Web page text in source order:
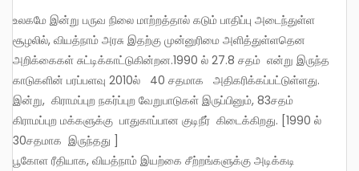
உலகமே இன்று பருவ நிலை மாற்றத்தால் கடும் பாதிப்பு அடைந்துள்ள
சூழலில், வியத்நாம் அரசு இதற்கு முன்னுரிமை அளித்துள்ளதென
அறிக்கைகள் சுட்டிக்காட்டுகின்றன.1990 ல் 27.8 சதம் என்று இருந்த
காடுகளின் பரப்பளவு 2010ல் 40 சதமாக அதிகரிக்கப்பட்டுள்ளது.
இன்று, கிராமப்புற நகர்ப்புற வேறுபாடுகள் இருப்பினும், 83சதம்
கிராமப்புற மக்களுக்கு பாதுகாப்பான குடிநீர் கிடைக்கிறது. [1990 ல்
30சதமாக இருந்தது ]
பூகோள ரீதியாக, வியத்நாம் இயற்கை சீற்றங்களுக்கு அடிக்கடி